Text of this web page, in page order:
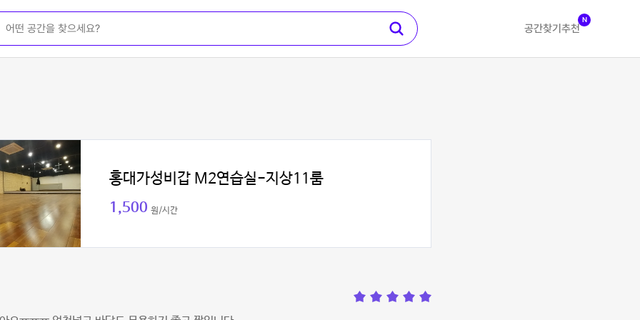
공간찾기 추천
N
홍대가성비갑 M2연습실-지상11룸
1,500 원/시간